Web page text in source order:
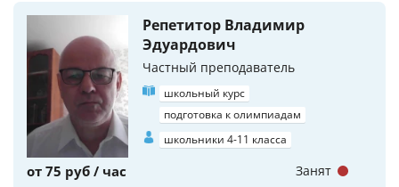
Репетитор Владимир
Эдуардович
Частный преподаватель
школьный курс
подготовка к олимпиадам
школьники 4-11 класса
от 75 руб / час Занят